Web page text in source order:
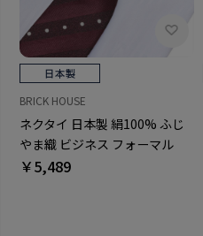
BRICK HOUSE
ネクタイ 日本製 絹100% ふじ
やま織 ビジネス フォーマル
￥5,489